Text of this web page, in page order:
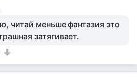
читай меньше фантазия это
затягивает.